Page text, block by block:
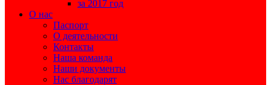
за 2017 год
О нас
Паспорт
О деятельности
Контакты
Наша команда
Наши документы
Нас благодарят